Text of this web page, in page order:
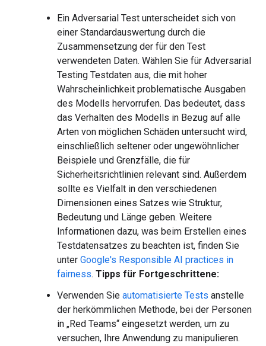
Ein Adversarial Test unterscheidet sich von
einer Standardauswertung durch die
Zusammensetzung der für den Test
verwendeten Daten. Wählen Sie für Adversarial
Testing Testdaten aus, die mit hoher
Wahrscheinlichkeit problematische Ausgaben
des Modells hervorrufen. Das bedeutet, dass
das Verhalten des Modells in Bezug auf alle
Arten von möglichen Schäden untersucht wird,
einschließlich seltener oder ungewöhnlicher
Beispiele und Grenzfälle, die für
Sicherheitsrichtlinien relevant sind. Außerdem
sollte es Vielfalt in den verschiedenen
Dimensionen eines Satzes wie Struktur,
Bedeutung und Länge geben. Weitere
Informationen dazu, was beim Erstellen eines
Testdatensatzes zu beachten ist, finden Sie
unter Google's Responsible AI practices in
fairness. Tipps für Fortgeschrittene:
Verwenden Sie automatisierte Tests anstelle
der herkömmlichen Methode, bei der Personen
in „Red Teams“ eingesetzt werden, um zu
versuchen, Ihre Anwendung zu manipulieren.